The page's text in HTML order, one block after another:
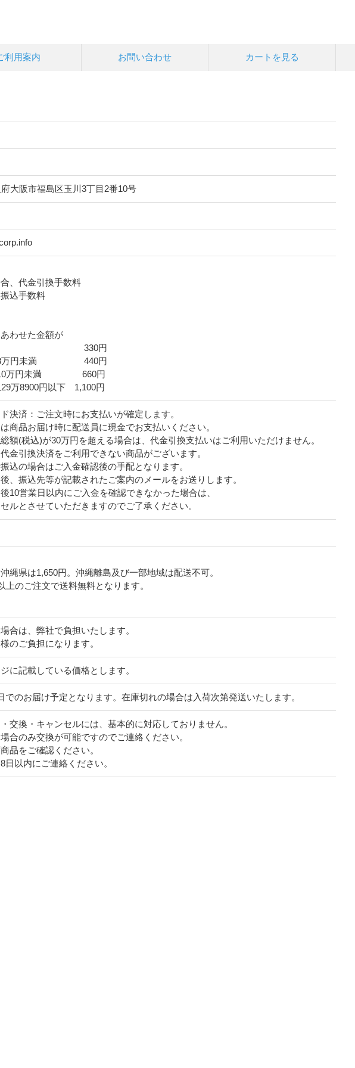
利用案内 お問い合わせ カートを見る
大阪市福島区玉川3丁目2番10号
、代金引換手数料
込手数料
わせた金額が
未満 330円
3万円未満 440円
10万円未満 660円
万8900円以下 1,100円
決済：ご注文時にお支払いが確定します。
商品お届け時に配送員に現金でお支払いください。
込)が30万円を超える場合は、代金引換支払いはご利用いただけません。
換決済をご利用できない商品がございます。
込の場合はご入金確認後の手配となります。
先等が記載されたご案内のメールをお送りします。
業日以内にご入金を確認できなかった場合は、
せていただきますのでご了承ください。
縄県は1,650円。沖縄離島及び一部地域は配送不可。
のご注文で送料無料となります。
合は、弊社で負担いたします。
のご負担になります。
に記載している価格とします。
でのお届け予定となります。在庫切れの場合は入荷次第発送いたします。
交換・キャンセルには、基本的に対応しておりません。
合のみ交換が可能ですのでご連絡ください。
品をご確認ください。
日以内にご連絡ください。